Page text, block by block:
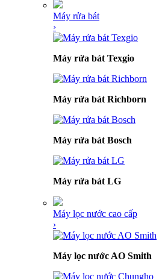
Máy rửa bát
›
Máy rửa bát Texgio
Máy rửa bát Richborn
Máy rửa bát Bosch
Máy rửa bát LG
Máy lọc nước cao cấp
›
Máy lọc nước AO Smith